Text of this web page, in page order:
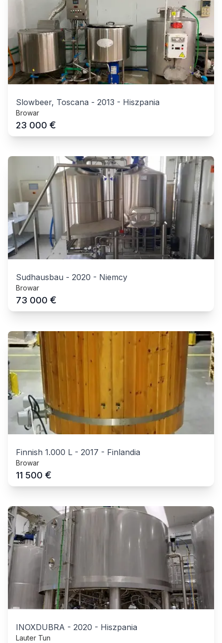
Slowbeer, Toscana - 2013 - Hiszpania
Browar
23 000 €
Sudhausbau - 2020 - Niemcy
Browar
73 000 €
Finnish 1.000 L - 2017 - Finlandia
Browar
11 500 €
INOXDUBRA - 2020 - Hiszpania
Lauter Tun